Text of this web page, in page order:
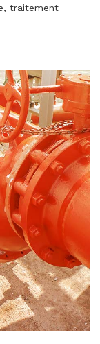
traitement